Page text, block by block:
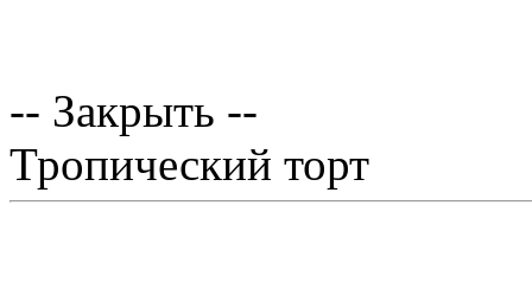
-- Закрыть --
Тропический торт